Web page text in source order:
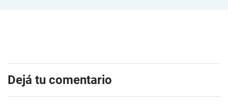
Dejá tu comentario